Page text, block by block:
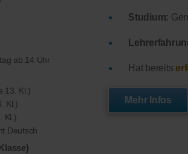
Studium:
Hat bereits
Mehr Infos
ab 14 Uhr
13. Kl.)
Kl.)
Kl.)
Deutsch